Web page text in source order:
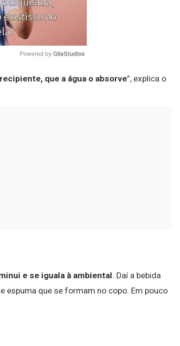
Mute
Powered by GliaStudios
que a água o absorve”, explica o
e se iguala à ambiental. Daí a bebida
espuma que se formam no copo. Em pouco